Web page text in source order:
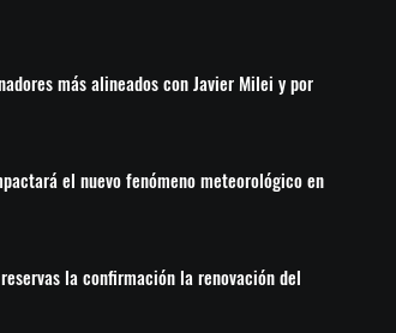
más alineados con Javier Milei y por
el nuevo fenómeno meteorológico en
la confirmación la renovación del